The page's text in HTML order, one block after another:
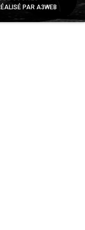
PAR A3WEB